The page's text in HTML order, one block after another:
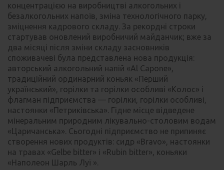
концентрацією на виробництві алкогольних і
безалкогольних напоїв, зміна технологічного парку,
зміцнення кадрового складу. За рекордні строки
стартував оновлений виробничий майданчик; вже за
два місяці після зміни складу засновників
споживачеві була представлена нова продукція:
авторський алкогольний напій «Al Capone»,
традиційний ординарний коньяк «Перший
український», горілки та горілки особливі «Колос» і
флагман підприємства — горілки, горілки особливі,
настоянки «Петриківська». Гідне місце відведене
мінеральним природним лікувально-столовим водам
«Царичанська». Сьогодні підприємство не припиняє
створення нових продуктів: сидр «Bravo», настоянки
на травах «Gelbe bitter» і «Rubin bitter», коньяки
«Наполеон Шарль Луї ».